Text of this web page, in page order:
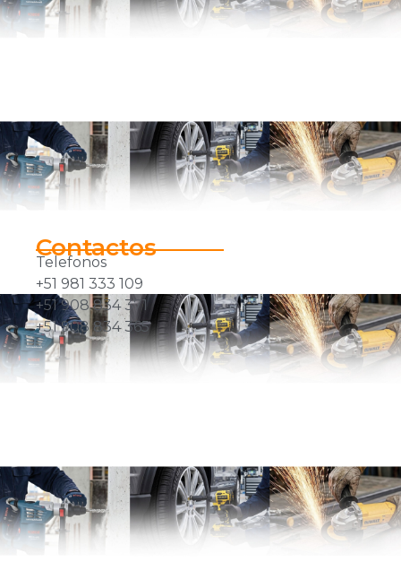
Contactos
Telefonos
+51 981 333 109
+51 908 834 371
+51 908 834 365